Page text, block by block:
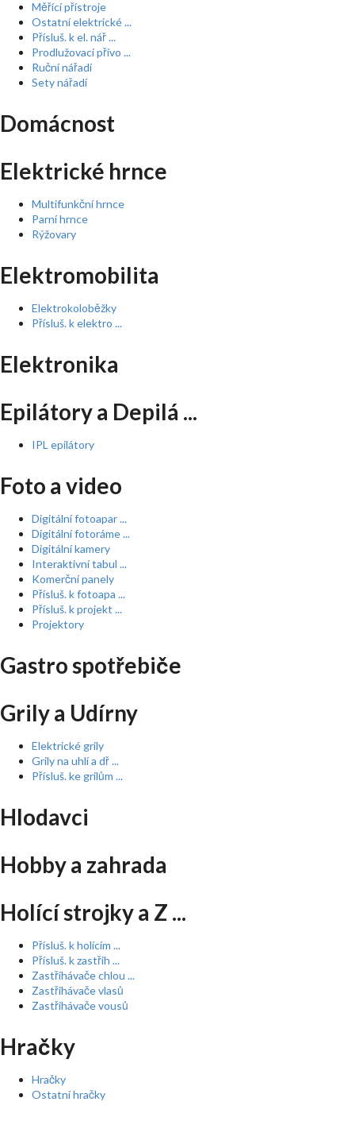
Měřící přístroje
Ostatní elektrické ...
Přísluš. k el. nář ...
Prodlužovací přívo ...
Ruční nářadí
Sety nářadí
Domácnost
Elektrické hrnce
Multifunkční hrnce
Parní hrnce
Rýžovary
Elektromobilita
Elektrokoloběžky
Přísluš. k elektro ...
Elektronika
Epilátory a Depilá ...
IPL epilátory
Foto a video
Digitální fotoapar ...
Digitální fotoráme ...
Digitální kamery
Interaktivní tabul ...
Komerční panely
Přísluš. k fotoapa ...
Přísluš. k projekt ...
Projektory
Gastro spotřebiče
Grily a Udírny
Elektrické grily
Grily na uhlí a dř ...
Přísluš. ke grilům ...
Hlodavci
Hobby a zahrada
Holící strojky a Z ...
Přísluš. k holícím ...
Přísluš. k zastřih ...
Zastřihávače chlou ...
Zastřihávače vlasů
Zastřihávače vousů
Hračky
Hračky
Ostatní hračky